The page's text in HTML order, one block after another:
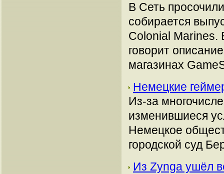
В Сеть
собирается
Colonial Marines.
говорит
магазинах
Немецкие
Из-за
изменившиеся
Немецкое
городской суд
Из Zynga ушёл